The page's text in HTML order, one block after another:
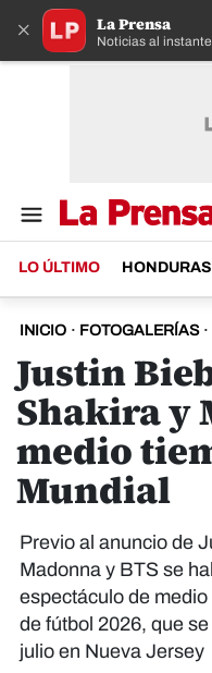
× La Prensa
Noticias al
LO ÚLTIMO HONDURAS
INICIO · FOTOGALERÍAS ·
Justin
Shakira y
medio
Mundial
Previo al anuncio de
Madonna y BTS se
espectáculo de
de fútbol 2026, que
julio en Nueva Jersey